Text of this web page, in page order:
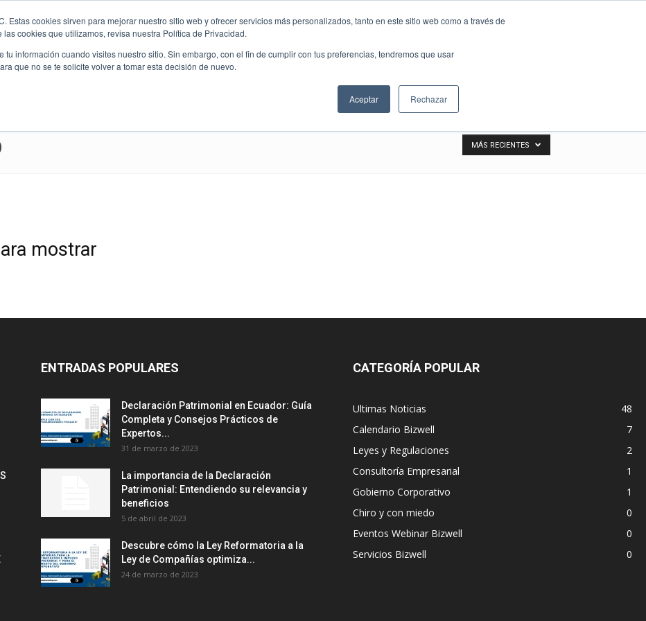
Estas cookies sirven para mejorar nuestro sitio web y ofrecer servicios más personalizados, tanto en este sitio web como a través de
cookies que utilizamos, revisa nuestra Política de Privacidad.
tu información cuando visites nuestro sitio. Sin embargo, con el fin de cumplir con tus preferencias, tendremos que usar
que no se te solicite volver a tomar esta decisión de nuevo.
Aceptar Rechazar
Quienes Somos Nuestras Divisiones
MÁS RECIENTES
mostrar
ENTRADAS POPULARES
Declaración Patrimonial en Ecuador: Guía
Completa y Consejos Prácticos de
Expertos...
31 de marzo de 2023
La importancia de la Declaración
Patrimonial: Entendiendo su relevancia y
beneficios
5 de abril de 2023
Descubre cómo la Ley Reformatoria a la
Ley de Compañías optimiza...
24 de marzo de 2023
CATEGORÍA POPULAR
Ultimas Noticias
48
Calendario Bizwell
7
Leyes y Regulaciones
2
Consultoría Empresarial
1
Gobierno Corporativo
1
Chiro y con miedo
0
Eventos Webinar Bizwell
0
Servicios Bizwell
0